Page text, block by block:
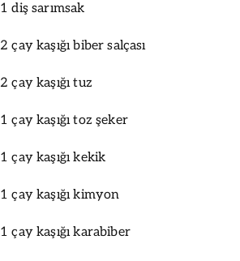
1 diş sarımsak
2 çay kaşığı biber salçası
2 çay kaşığı tuz
1 çay kaşığı toz şeker
1 çay kaşığı kekik
1 çay kaşığı kimyon
1 çay kaşığı karabiber